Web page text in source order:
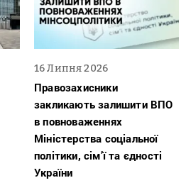
16 Липня 2026
Правозахисники
закликають залишити ВПО
в повноваженнях
Міністерства соціальної
політики, сім’ї та єдності
України